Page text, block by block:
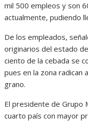
mil 500 empleos y son
actualmente, pudiendo
De los empleados,
originarios del estado
ciento de la cebada se
pues en la zona
grano.
El presidente de Grupo
cuarto país con mayor